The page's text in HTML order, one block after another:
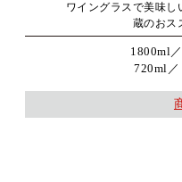
ワイングラスで美味
蔵のおス
1800ml
720ml／